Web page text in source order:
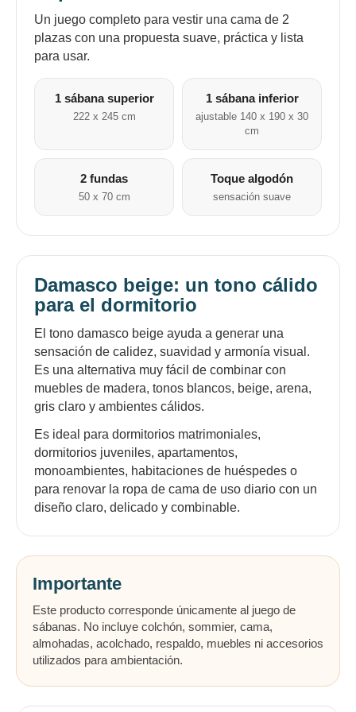
Un juego completo para vestir una cama de 2
plazas con una propuesta suave, práctica y lista
para usar.
1 sábana superior
222 x 245 cm
1 sábana inferior
ajustable 140 x 190 x 30
cm
2 fundas
50 x 70 cm
Toque algodón
sensación suave
Damasco beige: un tono cálido
para el dormitorio
El tono damasco beige ayuda a generar una
sensación de calidez, suavidad y armonía visual.
Es una alternativa muy fácil de combinar con
muebles de madera, tonos blancos, beige, arena,
gris claro y ambientes cálidos.
Es ideal para dormitorios matrimoniales,
dormitorios juveniles, apartamentos,
monoambientes, habitaciones de huéspedes o
para renovar la ropa de cama de uso diario con un
diseño claro, delicado y combinable.
Importante
Este producto corresponde únicamente al juego de
sábanas. No incluye colchón, sommier, cama,
almohadas, acolchado, respaldo, muebles ni accesorios
utilizados para ambientación.